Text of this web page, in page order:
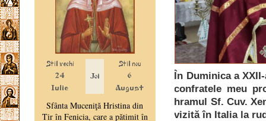
În Duminica a
confratele meu
hramul Sf. Cuv.
vizită în Italia la